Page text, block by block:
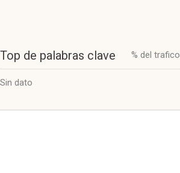
Top de palabras clave % del trafico
Sin dato